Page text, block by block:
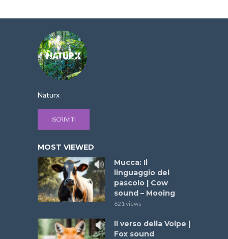
Naturx
ISCRIVITI
MOST VIEWED
Mucca: Il
linguaggio del
pascolo | Cow
sound – Mooing
621 views
Il verso della Volpe |
Fox sound